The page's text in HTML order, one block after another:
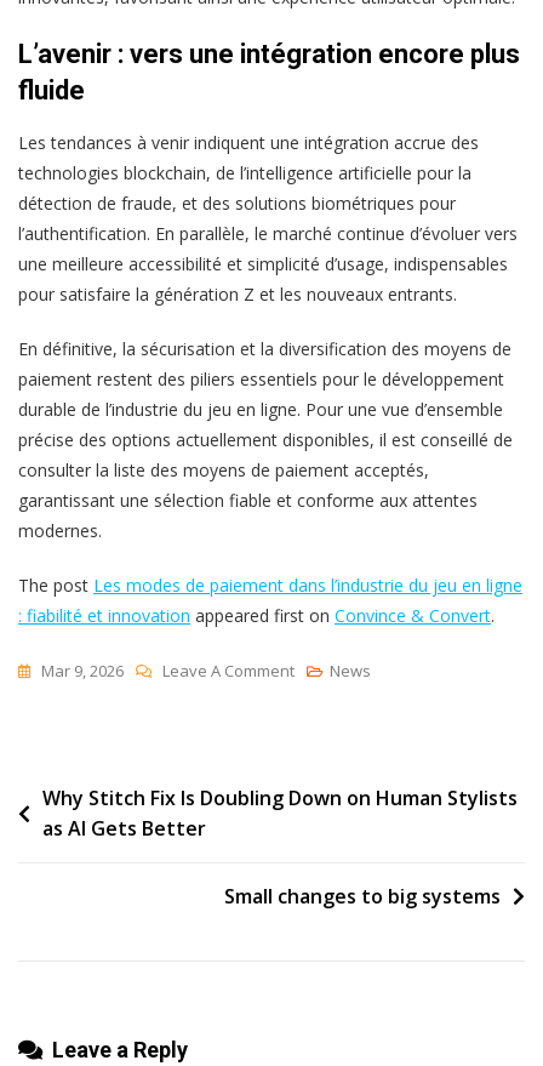
L’avenir : vers une intégration encore plus
fluide
Les tendances à venir indiquent une intégration accrue des
technologies blockchain, de l’intelligence artificielle pour la
détection de fraude, et des solutions biométriques pour
l’authentification. En parallèle, le marché continue d’évoluer vers
une meilleure accessibilité et simplicité d’usage, indispensables
pour satisfaire la génération Z et les nouveaux entrants.
En définitive, la sécurisation et la diversification des moyens de
paiement restent des piliers essentiels pour le développement
durable de l’industrie du jeu en ligne. Pour une vue d’ensemble
précise des options actuellement disponibles, il est conseillé de
consulter la liste des moyens de paiement acceptés,
garantissant une sélection fiable et conforme aux attentes
modernes.
The post Les modes de paiement dans l’industrie du jeu en ligne
: fiabilité et innovation appeared first on Convince & Convert.
Mar 9, 2026 Leave A CommentOn
Paiement
Du
News
Post
navigation
Why Stitch Fix Is Doubling Down on Human Stylists
as AI Gets Better
Small changes to big systems
Leave a Reply